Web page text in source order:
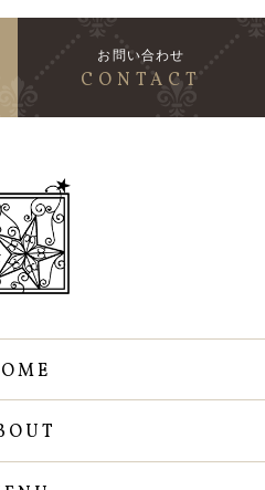
お問い合わせ
CONTACT